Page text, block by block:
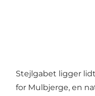
Stejlgabet ligger
for Mulbjerge, en